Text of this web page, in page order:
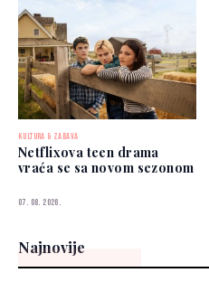
KULTURA & ZABAVA
Netflixova teen drama
vraća se sa novom sezonom
07. 08. 2026.
Najnovije